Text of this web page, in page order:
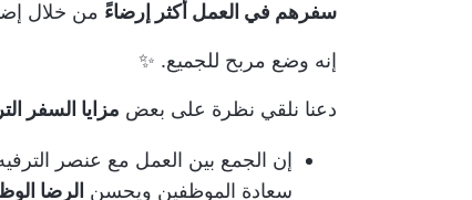
سفرهم في العمل أكثر إرضاءً من خلال
إنه وضع مربح للجميع. ✨
دعنا نلقي نظرة على بعض مزايا السفر
إن الجمع بين العمل مع عنصر
سعادة الموظفين ويحسن الرضا